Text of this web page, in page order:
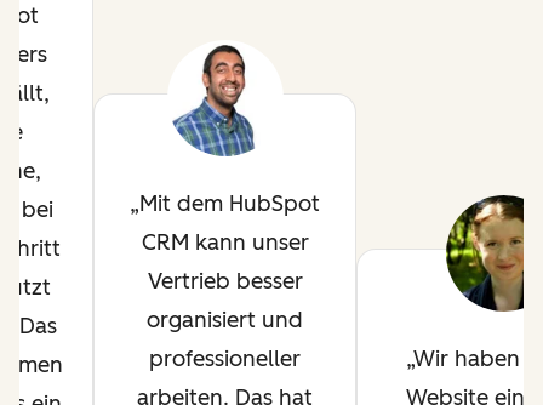
bei
Das
Mit dem HubSpot
CRM kann unser
Vertrieb besser
organisiert und
professioneller
arbeiten. Das hat
Wir haben
Website eine